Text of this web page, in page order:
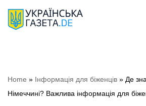
Перейти
Home » Iнформація для біженців » Де
Німеччині? Важлива інформація для